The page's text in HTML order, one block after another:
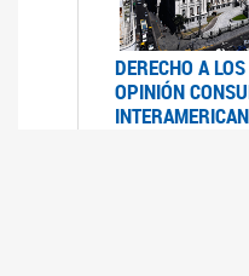
DERECHO A
OPINIÓN